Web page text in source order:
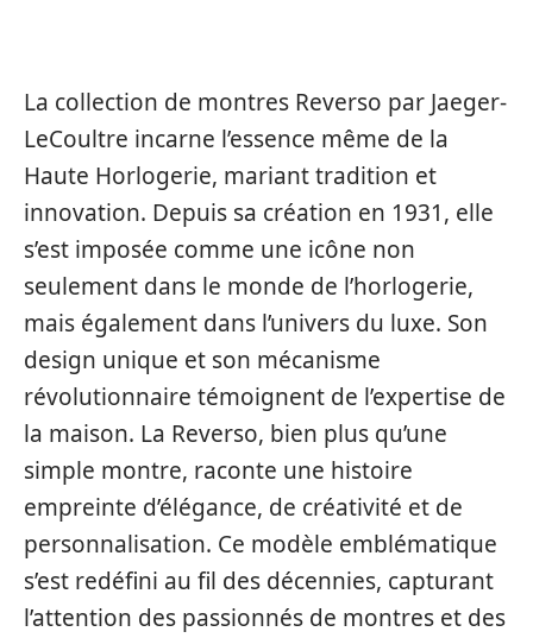
La collection de montres Reverso par Jaeger-
LeCoultre incarne l’essence même de la
Haute Horlogerie, mariant tradition et
innovation. Depuis sa création en 1931, elle
s’est imposée comme une icône non
seulement dans le monde de l’horlogerie,
mais également dans l’univers du luxe. Son
design unique et son mécanisme
révolutionnaire témoignent de l’expertise de
la maison. La Reverso, bien plus qu’une
simple montre, raconte une histoire
empreinte d’élégance, de créativité et de
personnalisation. Ce modèle emblématique
s’est redéfini au fil des décennies, capturant
l’attention des passionnés de montres et des